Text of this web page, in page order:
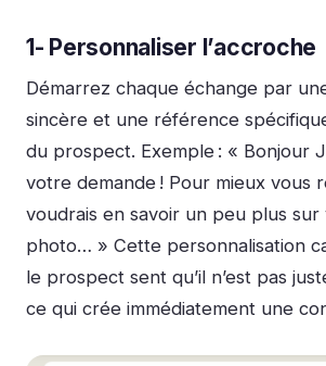
1- Personnaliser l’accroche
Démarrez chaque échange par
sincère et une référence
du prospect. Exemple : « Bonjour
votre demande ! Pour mieux vous
voudrais en savoir un peu plus
photo… » Cette personnalisation
le prospect sent qu’il n’est pas
ce qui crée immédiatement une